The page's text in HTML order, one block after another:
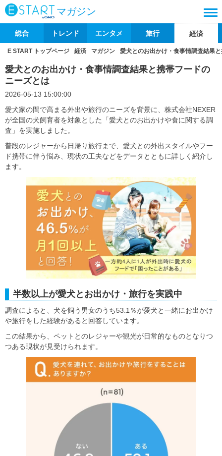
マガジン
総合 トレンド エンタメ 旅行 経済
E START トップページ 経済 マガジン 愛犬とのお出かけ・食事情調査結果
愛犬とのお出かけ・食事情調査結果と携帯フードの
ニーズとは
2026-05-13 15:00:00
愛犬家の間で高まる外出や旅行のニーズを背景に、株式会社NEXER
が全国の犬飼育者を対象とした「愛犬とのお出かけや食に関する調
査」を実施しました。
普段のレジャーから日帰り旅行まで、愛犬との外出スタイルやフー
ド携帯に伴う悩み、現状の工夫などをデータとともに詳しく紹介し
ます。
半数以上が愛犬とお出かけ・旅行を実践中
調査によると、犬を飼う男女のうち53.1％が愛犬と一緒にお出かけ
や旅行をした経験があると回答しています。
この結果から、ペットとのレジャーや観光が日常的なものとなりつ
つある現状が見受けられます。